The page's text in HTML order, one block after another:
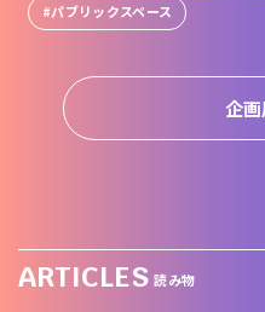
パブリックスペース
企
ARTICLES 読み物